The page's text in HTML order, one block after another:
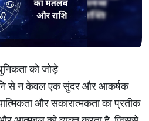
को जोड़े
से न केवल एक सुंदर और आकर्षक
और सकारात्मकता का प्रतीक